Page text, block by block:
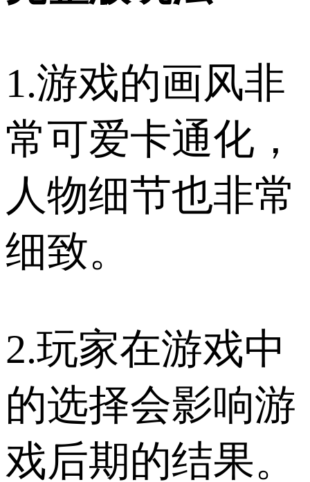
1.游戏的画风非
常可爱卡通化，
人物细节也非常
细致。
2.玩家在游戏中
的选择会影响游
戏后期的结果。